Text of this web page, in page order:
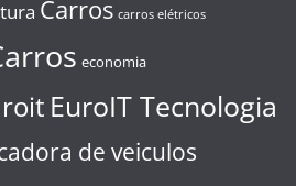
Carros carros elétricos
economia
EuroIT Tecnologia
de veiculos